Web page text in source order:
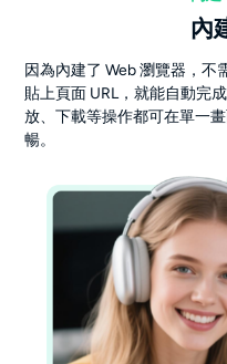
內
因為內建了 Web 瀏覽器，不
貼上頁面 URL，就能自動完
放、下載等操作都可在單一
暢。